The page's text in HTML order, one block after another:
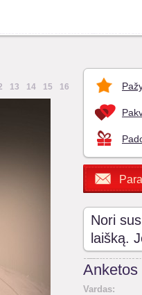
13 14 15 16
Nori
laišką.
Anketos
Vardas: